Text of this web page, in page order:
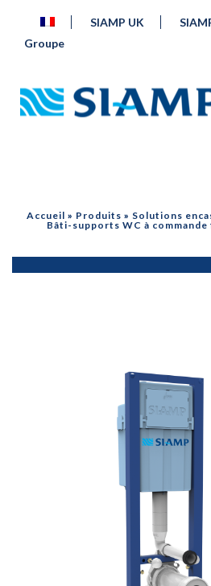
SIAMP UK
Groupe
Accueil » Produits » Solutions
Bâti-supports WC à